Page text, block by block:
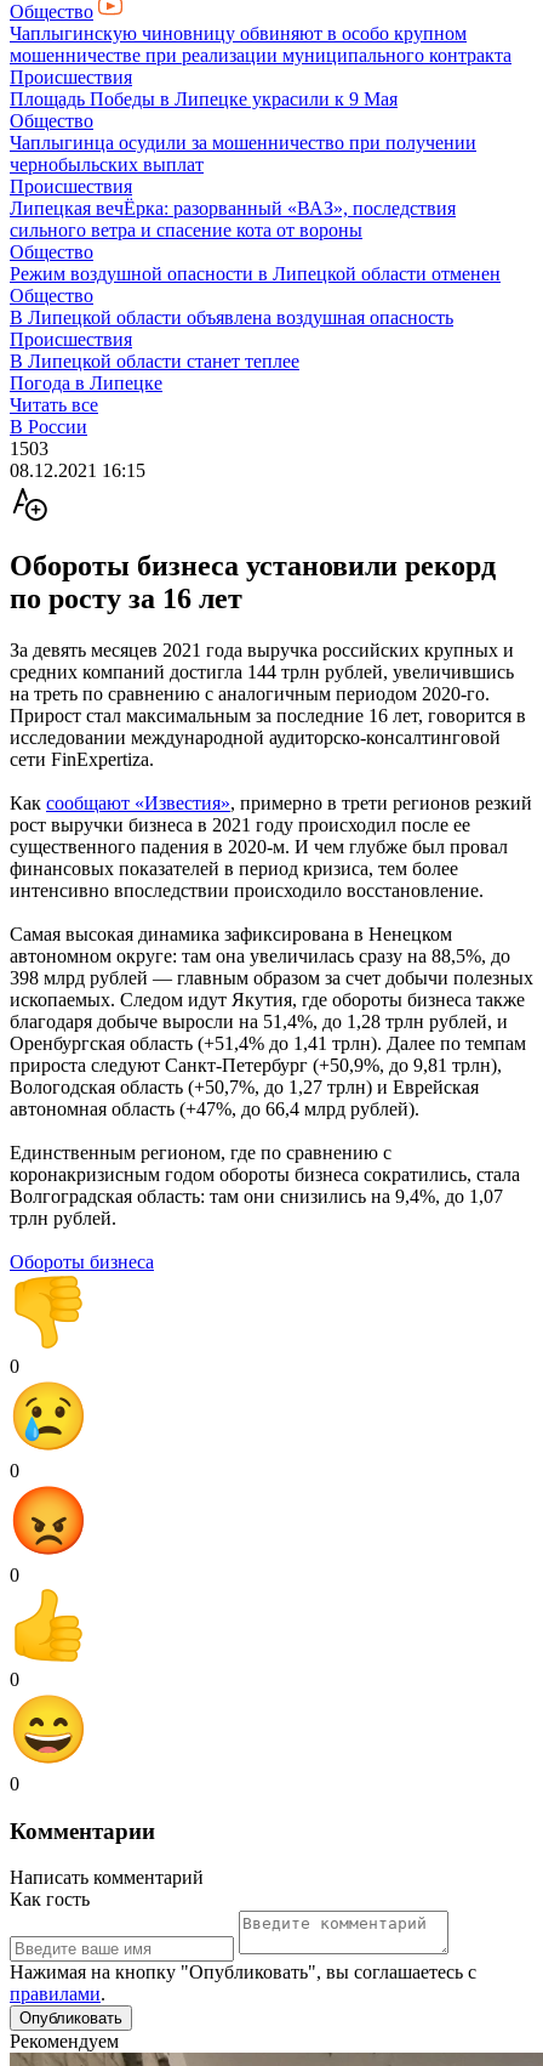
Общество
Чаплыгинскую чиновницу обвиняют в особо крупном
мошенничестве при реализации муниципального контракта
Происшествия
Площадь Победы в Липецке украсили к 9 Мая
Общество
Чаплыгинца осудили за мошенничество при получении
чернобыльских выплат
Происшествия
Липецкая вечЁрка: разорванный «ВАЗ», последствия
сильного ветра и спасение кота от вороны
Общество
Режим воздушной опасности в Липецкой области отменен
Общество
В Липецкой области объявлена воздушная опасность
Происшествия
В Липецкой области станет теплее
Погода в Липецке
Читать все
В России
1503
08.12.2021 16:15
Обороты бизнеса установили рекорд
по росту за 16 лет
За девять месяцев 2021 года выручка российских крупных и
средних компаний достигла 144 трлн рублей, увеличившись
на треть по сравнению с аналогичным периодом 2020-го.
Прирост стал максимальным за последние 16 лет, говорится в
исследовании международной аудиторско-консалтинговой
сети FinExpertiza.
Как сообщают «Известия», примерно в трети регионов резкий
рост выручки бизнеса в 2021 году происходил после ее
существенного падения в 2020-м. И чем глубже был провал
финансовых показателей в период кризиса, тем более
интенсивно впоследствии происходило восстановление.
Самая высокая динамика зафиксирована в Ненецком
автономном округе: там она увеличилась сразу на 88,5%, до
398 млрд рублей — главным образом за счет добычи полезных
ископаемых. Следом идут Якутия, где обороты бизнеса также
благодаря добыче выросли на 51,4%, до 1,28 трлн рублей, и
Оренбургская область (+51,4% до 1,41 трлн). Далее по темпам
прироста следуют Санкт-Петербург (+50,9%, до 9,81 трлн),
Вологодская область (+50,7%, до 1,27 трлн) и Еврейская
автономная область (+47%, до 66,4 млрд рублей).
Единственным регионом, где по сравнению с
коронакризисным годом обороты бизнеса сократились, стала
Волгоградская область: там они снизились на 9,4%, до 1,07
трлн рублей.
Обороты бизнеса
0
0
0
0
0
Комментарии
Написать комментарий
Как гость
Нажимая на кнопку "Опубликовать", вы соглашаетесь с
правилами.
Рекомендуем